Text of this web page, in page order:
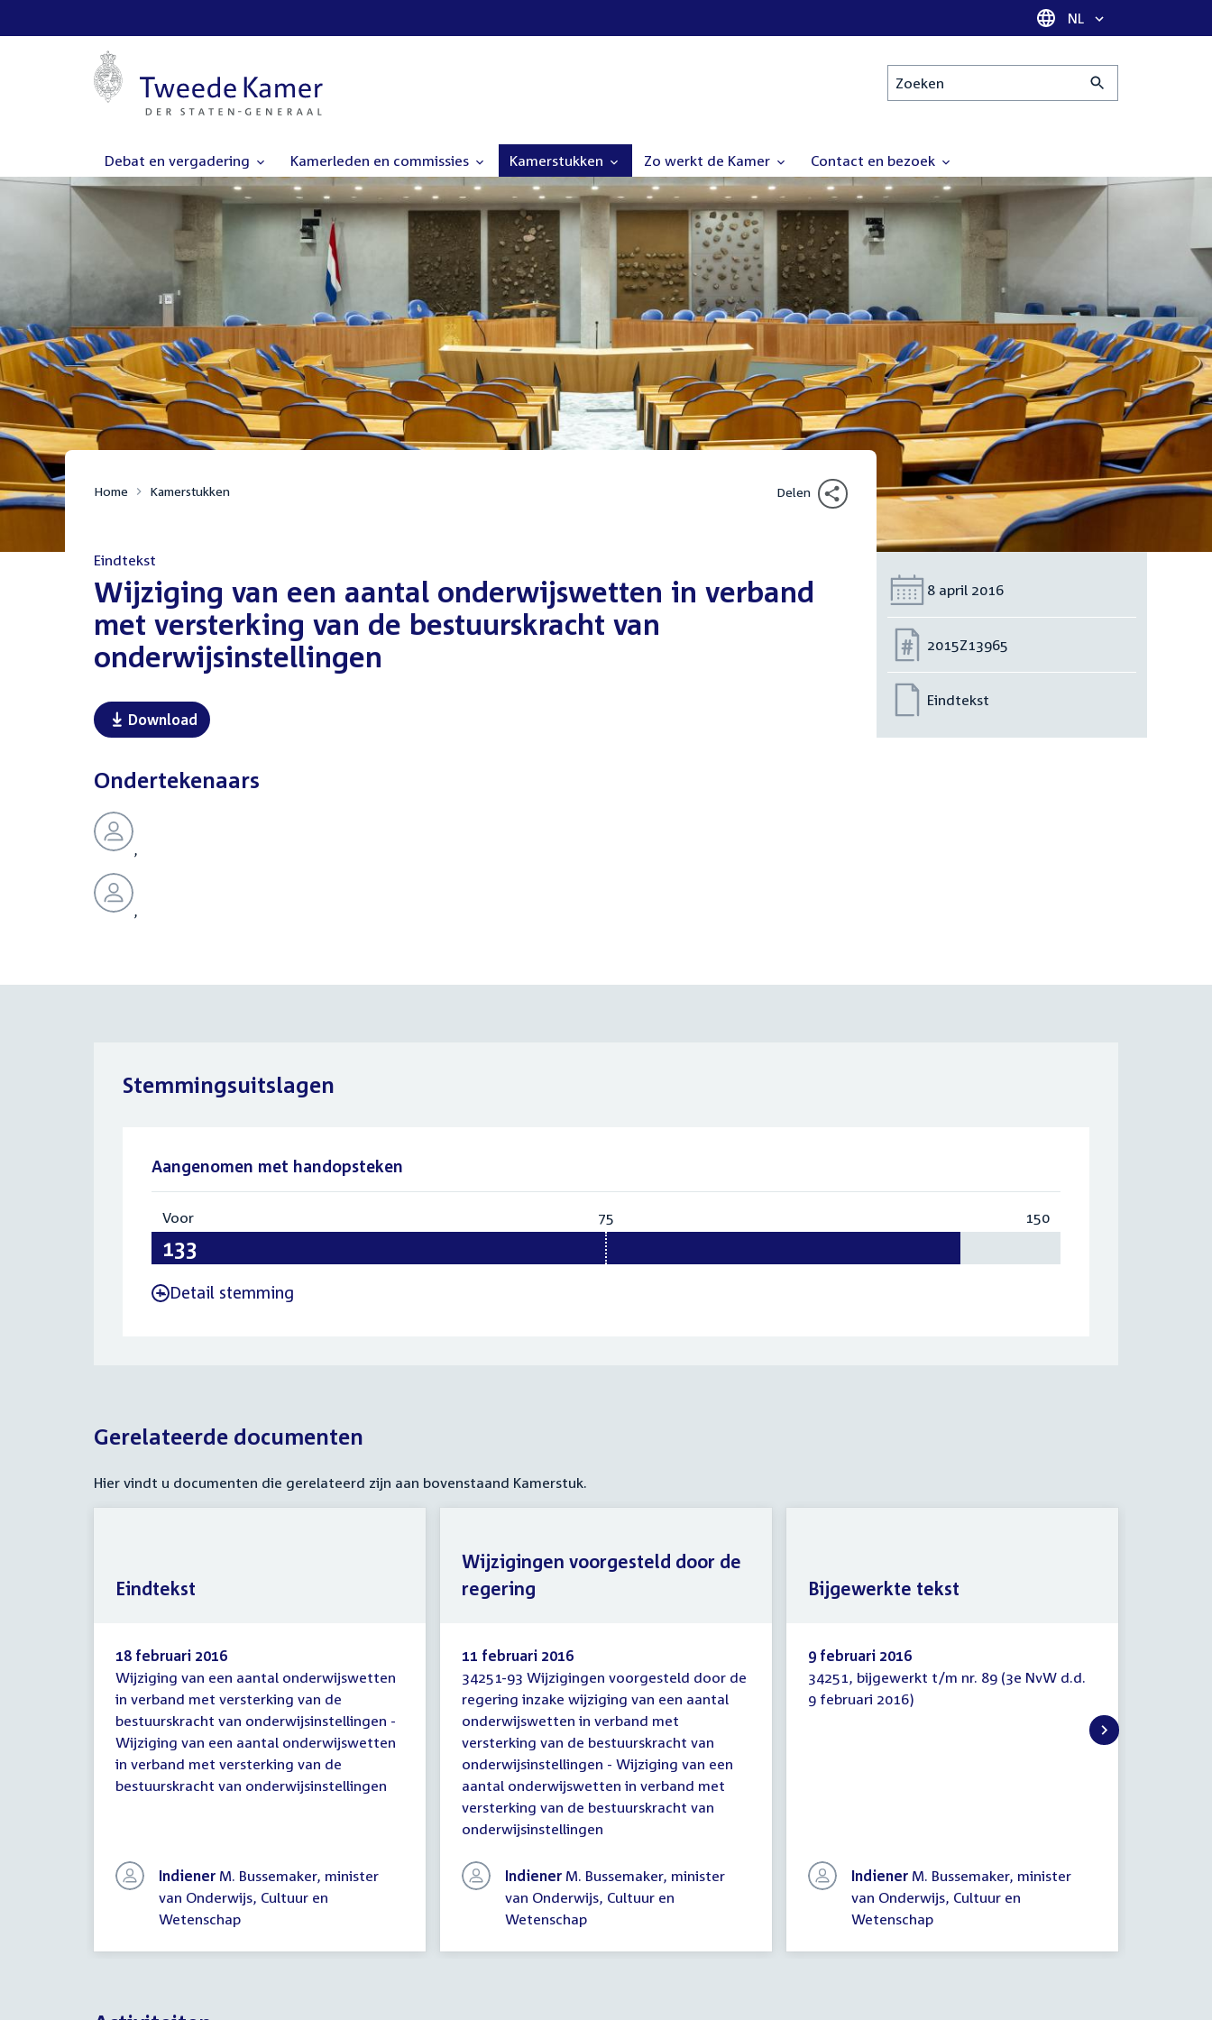
Taal selectie
NL
Zoeken
Debat en vergadering Kamerleden en commissies Kamerstukken Zo werkt de Kamer Contact en bezoek
Home Kamerstukken Delen
Eindtekst
:Wijziging van een aantal onderwijswetten in verband
met versterking van de bestuurskracht van
onderwijsinstellingen
Download
Ondertekenaars
,
,
Datum:
8 april 2016
Nummer:
2015Z13965
Eindtekst
Stemmingsuitslagen
Aangenomen met handopsteken
Voor
133
75 150Totaal:
- Detail stemming
Gerelateerde documenten
Hier vindt u documenten die gerelateerd zijn aan bovenstaand Kamerstuk.
Eindtekst
18 februari 2016
Wijziging van een aantal onderwijswetten
in verband met versterking van de
bestuurskracht van onderwijsinstellingen -
Wijziging van een aantal onderwijswetten
in verband met versterking van de
bestuurskracht van onderwijsinstellingen
Indiener M. Bussemaker, minister
van Onderwijs, Cultuur en
Wetenschap
Eindtekst
Wijzigingen
voorgesteld
door
de
regering
11 februari 2016
34251-93 Wijzigingen voorgesteld door de
regering inzake wijziging van een aantal
onderwijswetten in verband met
versterking van de bestuurskracht van
onderwijsinstellingen - Wijziging van een
aantal onderwijswetten in verband met
versterking van de bestuurskracht van
onderwijsinstellingen
Indiener M. Bussemaker, minister
van Onderwijs, Cultuur en
Wetenschap
Wijzigingen voorgesteld door de
regering
Bijgewerkte
tekst
9 februari 2016
34251, bijgewerkt t/m nr. 89 (3e NvW d.d.
9 februari 2016)
Indiener M. Bussemaker, minister
van Onderwijs, Cultuur en
Wetenschap
Bijgewerkte tekst